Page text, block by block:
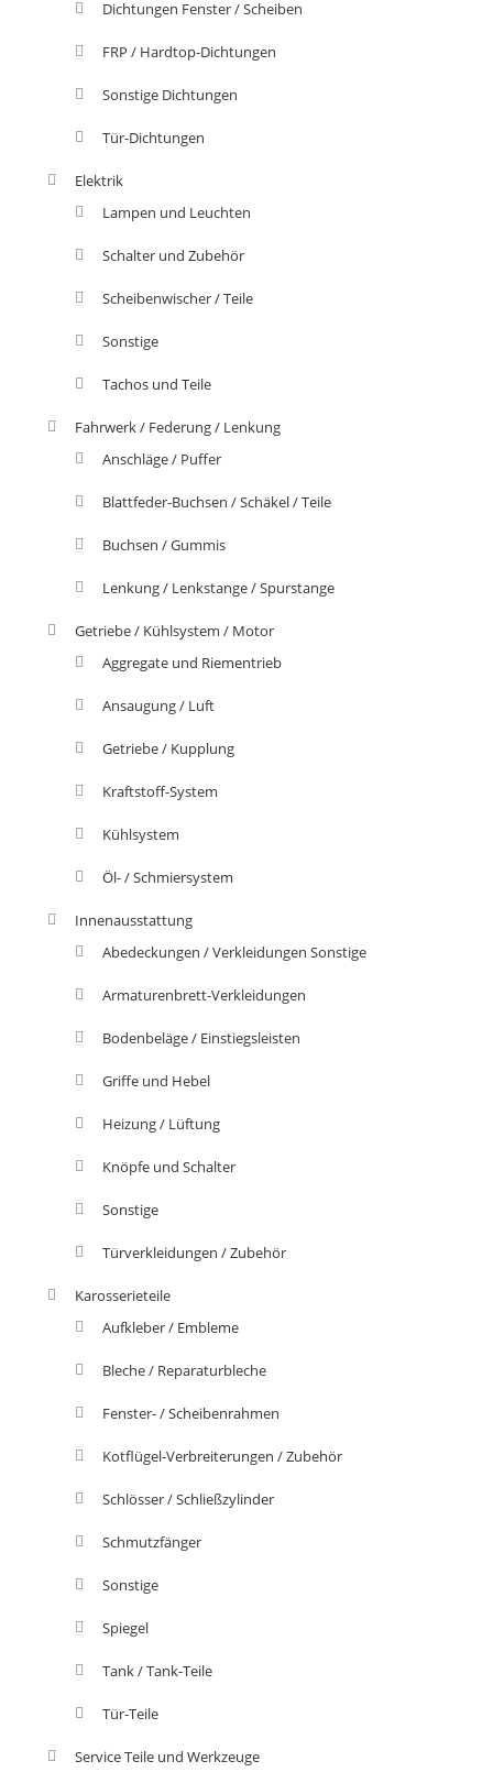
Dichtungen Fenster / Scheiben
FRP / Hardtop-Dichtungen
Sonstige Dichtungen
Tür-Dichtungen
Elektrik
Lampen und Leuchten
Schalter und Zubehör
Scheibenwischer / Teile
Sonstige
Tachos und Teile
Fahrwerk / Federung / Lenkung
Anschläge / Puffer
Blattfeder-Buchsen / Schäkel / Teile
Buchsen / Gummis
Lenkung / Lenkstange / Spurstange
Getriebe / Kühlsystem / Motor
Aggregate und Riementrieb
Ansaugung / Luft
Getriebe / Kupplung
Kraftstoff-System
Kühlsystem
Öl- / Schmiersystem
Innenausstattung
Abedeckungen / Verkleidungen Sonstige
Armaturenbrett-Verkleidungen
Bodenbeläge / Einstiegsleisten
Griffe und Hebel
Heizung / Lüftung
Knöpfe und Schalter
Sonstige
Türverkleidungen / Zubehör
Karosserieteile
Aufkleber / Embleme
Bleche / Reparaturbleche
Fenster- / Scheibenrahmen
Kotflügel-Verbreiterungen / Zubehör
Schlösser / Schließzylinder
Schmutzfänger
Sonstige
Spiegel
Tank / Tank-Teile
Tür-Teile
Service Teile und Werkzeuge